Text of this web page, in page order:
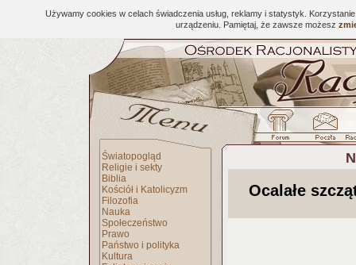
Używamy cookies w celach świadczenia usług, reklamy i statystyk.
urządzeniu. Pamiętaj, że zawsze możesz
Światopogląd
Religie i sekty
Biblia
Kościół i Katolicyzm
Filozofia
Nauka
Społeczeństwo
Prawo
Państwo i polityka
Kultura
Ocalałe